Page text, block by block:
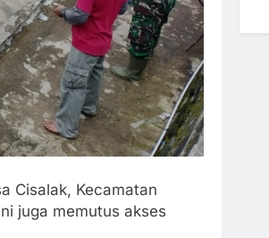
Cisalak, Kecamatan
juga memutus akses